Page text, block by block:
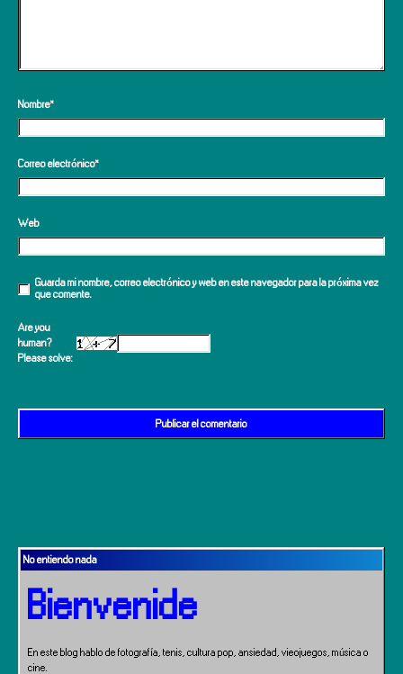
Nombre*
Correo electrónico*
Web
Guarda mi nombre, correo electrónico y web en este navegador para la próxima vez
que comente.
Are you
human?
Please solve:
No entiendo nada
Bienvenide
En este blog hablo de fotografía, tenis, cultura pop, ansiedad, vieojuegos, música o
cine.